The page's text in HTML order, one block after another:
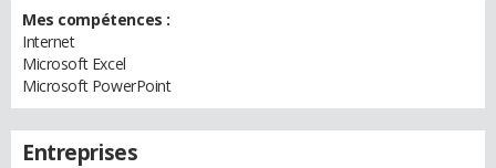
Mes compétences :
Internet
Microsoft Excel
Microsoft PowerPoint
Entreprises